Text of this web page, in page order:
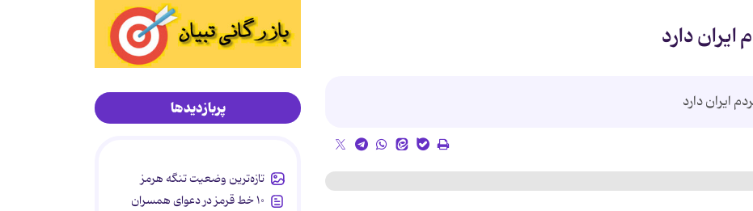
دارد
ایران دارد پربازدیدها
تازه‌ترین وضعیت تنگه هرمز
۱۰ خط قرمز در دعوای همسران